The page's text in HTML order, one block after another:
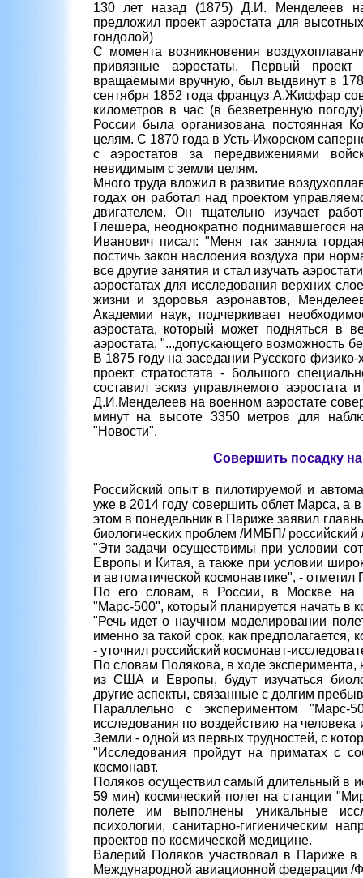
130 лет назад (1875) Д.И. Менделеев на
предложил проект аэростата для
гондолой)
С момента возникновения
привязные аэростаты. Первый
вращаемыми вручную, был выдвинут в
сентября 1852 года француз А.Жиффар
километров в час (в безветренную
России была организована постоянная
целям. С 1870 года в Усть-Ижорском
с аэростатов за передвижениями
невидимым с земли целям.
Много труда вложил в развитие
годах он работал над проектом
двигателем. Он тщательно изучает
Глешера, неоднократно поднимавшегося
Иванович писал: "Меня так заняла
постичь закон наслоения воздуха при
все другие занятия и стал изучать
аэростатах для исследования верхних
жизни и здоровья аэронавтов,
Академии наук, подчеркивает
аэростата, который может подняться в
аэростата, "...допускающего возможность
В 1875 году на заседании Русского
проект стратостата - большого
составил эскиз управляемого
Д.И.Менделеев на военном аэростате
минут на высоте 3350 метров для
"Новости".
Совершить посадку
Российский опыт в пилотируемой и
уже в 2014 году совершить облет Марса, а
этом в понедельник в Париже заявил
биологических проблем /ИМБП/ российский
"Эти задачи осуществимы при условии
Европы и Китая, а также при условии
и автоматической космонавтике", - отметил
По его словам, в России, в Москве на
"Марс-500", который планируется начать в
"Речь идет о научном моделировании
именно за такой срок, как
- уточнил российский космонавт-
По словам Полякова, в ходе эксперимента,
из США и Европы, будут изучаться
другие аспекты, связанные с долгим
Параллельно с экспериментом
исследования по воздействию на
Земли - одной из первых трудностей, с
"Исследования пройдут на приматах с
космонавт.
Поляков осуществил самый длительный в
59 мин) космический полет на станции
полете им выполнены уникальные
психологии, санитарно-гигиеническим
проектов по космической медицине.
Валерий Поляков участвовал в Париже в
Международной авиационной федерации